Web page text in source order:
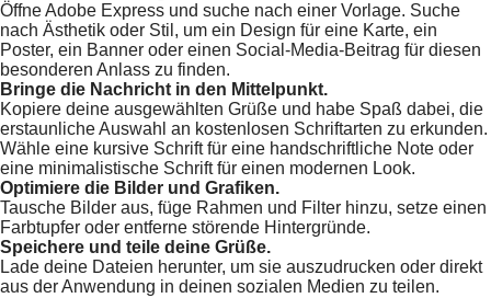
Öffne Adobe Express und suche nach einer Vorlage. Suche
nach Ästhetik oder Stil, um ein Design für eine Karte, ein
Poster, ein Banner oder einen Social-Media-Beitrag für diesen
besonderen Anlass zu finden.
Bringe die Nachricht in den Mittelpunkt.
Kopiere deine ausgewählten Grüße und habe Spaß dabei, die
erstaunliche Auswahl an kostenlosen Schriftarten zu erkunden.
Wähle eine kursive Schrift für eine handschriftliche Note oder
eine minimalistische Schrift für einen modernen Look.
Optimiere die Bilder und Grafiken.
Tausche Bilder aus, füge Rahmen und Filter hinzu, setze einen
Farbtupfer oder entferne störende Hintergründe.
Speichere und teile deine Grüße.
Lade deine Dateien herunter, um sie auszudrucken oder direkt
aus der Anwendung in deinen sozialen Medien zu teilen.